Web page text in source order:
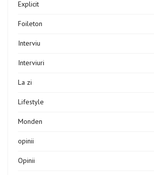
Explicit
Foileton
Interviu
Interviuri
La zi
Lifestyle
Monden
opinii
Opinii